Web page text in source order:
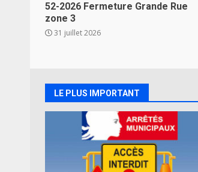
52-2026 Fermeture Grande Rue
zone 3
31 juillet 2026
LE PLUS IMPORTANT